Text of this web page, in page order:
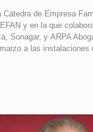
Cátedra de Empresa
y en la que
Sonagar, y ARPA
a las instalaciones